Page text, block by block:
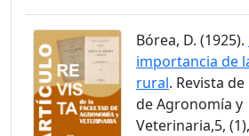
Bórea, D. (1925).
importancia de
rural. Revista
de Agronomía y
Veterinaria,5,